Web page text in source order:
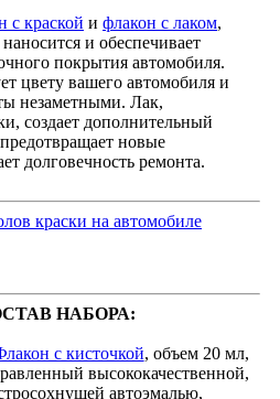
с краской и флакон с лаком,
и обеспечивает
покрытия автомобиля.
цвету вашего автомобиля и
незаметными. Лак,
создает дополнительный
новые
долговечность ремонта.
краски на автомобиле
НАБОРА:
с кисточкой, объем 20 мл,
высококачественной,
автоэмалью,